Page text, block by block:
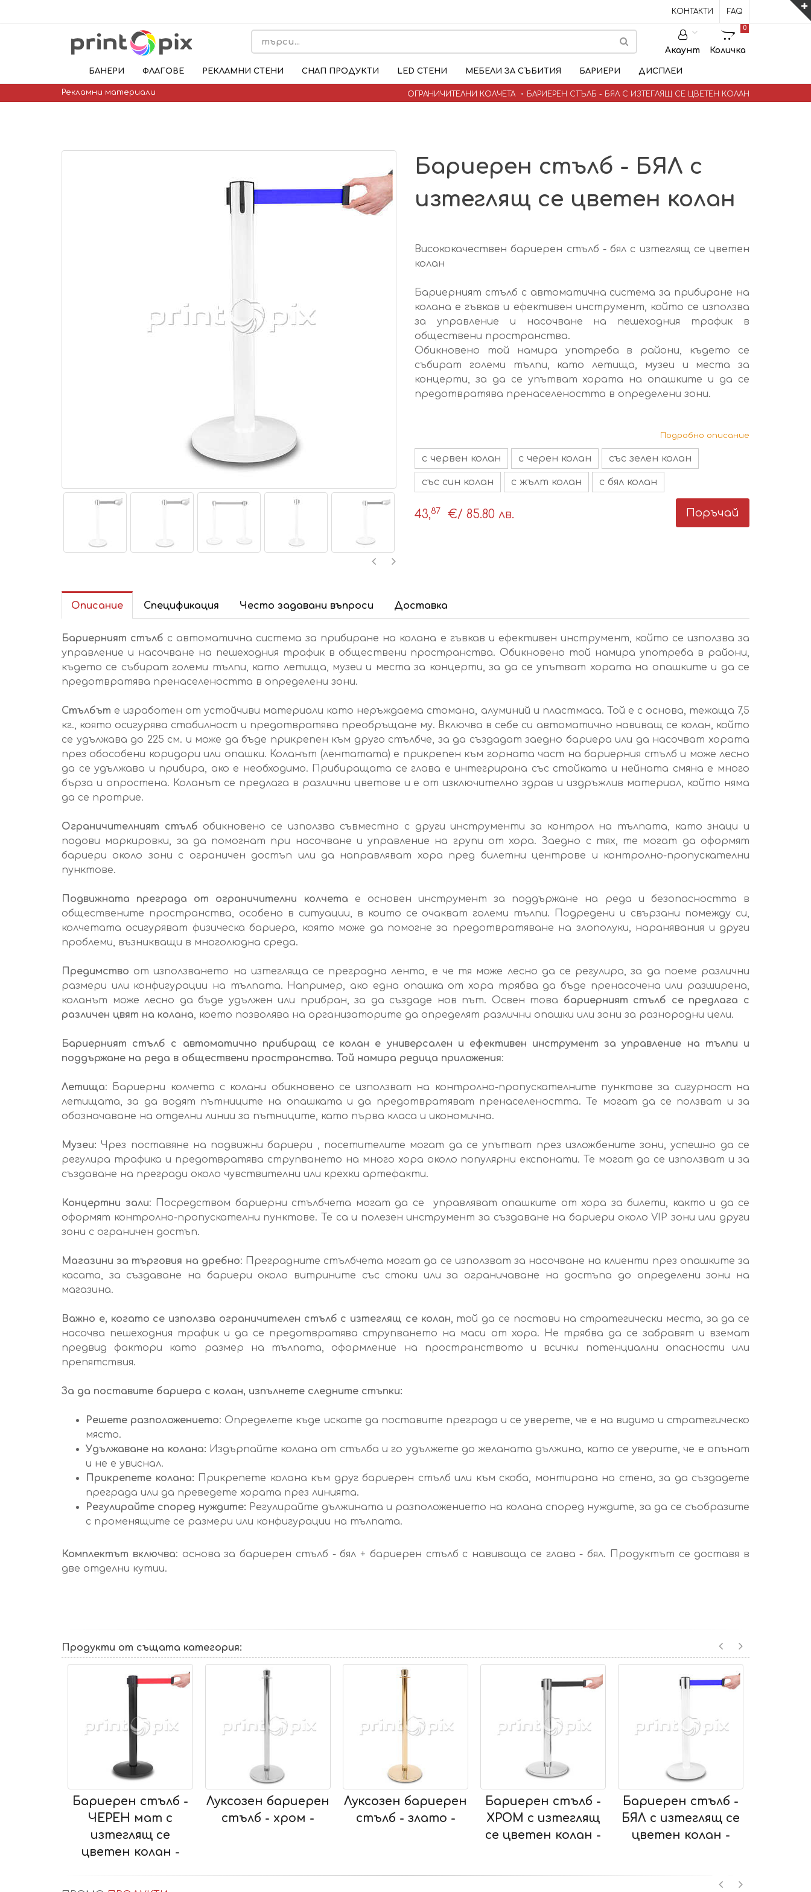
КОНТАКТИ FAQ
Акаунт
0
Количка
БАНЕРИ ФЛАГОВЕ РЕКЛАМНИ СТЕНИ СНАП ПРОДУКТИ LED СТЕНИ МЕБЕЛИ ЗА СЪБИТИЯ БАРИЕРИ ДИСПЛЕИ
ОГРАНИЧИТЕЛНИ КОЛЧЕТА БАРИЕРЕН СТЪЛБ - БЯЛ С ИЗТЕГЛЯЩ СЕ ЦВЕТЕН КОЛАН
Рекламни материали
Бариерен стълб - БЯЛ с
изтеглящ се цветен колан
Висококачествен бариерен стълб - бял с изтеглящ се цветен
колан
Бариерният стълб с автоматична система за прибиране на
колана е гъвкав и ефективен инструмент, който се използва
за управление и насочване на пешеходния трафик в
обществени пространства.
Обикновено той намира употреба в райони, където се
събират големи тълпи, като летища, музеи и места за
концерти, за да се упътват хората на опашките и да се
предотвратява пренаселеността в определени зони.
Подробно описание
с червен колан с черен колан със зелен колан
със син колан с жълт колан с бял колан
43,87 €/ 85.80 лв. Поръчай
Описание Спецификация Често задавани въпроси Доставка
Бариерният стълб с автоматична система за прибиране на колана е гъвкав и ефективен инструмент, който се използва за
управление и насочване на пешеходния трафик в обществени пространства. Обикновено той намира употреба в райони,
където се събират големи тълпи, като летища, музеи и места за концерти, за да се упътват хората на опашките и да се
предотвратява пренаселеността в определени зони.
Стълбът е изработен от устойчиви материали като неръждаема стомана, алуминий и пластмаса. Той е с основа, тежаща 7,5
кг., която осигурява стабилност и предотвратява преобръщане му. Включва в себе си автоматично навиващ се колан, който
се удължава до 225 см. и може да бъде прикрепен към друго стълбче, за да създадат заедно бариера или да насочват хората
през обособени коридори или опашки. Коланът (лентатата) е прикрепен към горната част на бариерния стълб и може лесно
да се удължава и прибира, ако е необходимо. Прибиращата се глава е интегрирана със стойката и нейната смяна е много
бърза и опростена. Коланът се предлага в различни цветове и е от изключително здрав и издръжлив материал, който няма
да се протрие.
Ограничителният стълб обикновено се използва съвместно с други инструменти за контрол на тълпата, като знаци и
подови маркировки, за да помогнат при насочване и управление на групи от хора. Заедно с тях, те могат да оформят
бариери около зони с ограничен достъп или да направляват хора пред билетни центрове и контролно-пропускателни
пунктове.
Подвижната преграда от ограничителни колчета е основен инструмент за поддържане на реда и безопасността в
обществените пространства, особено в ситуации, в които се очакват големи тълпи. Подредени и свързани помежду си,
колчетата осигуряват физическа бариера, която може да помогне за предотвратяване на злополуки, наранявания и други
проблеми, възникващи в многолюдна среда.
Предимство от използването на изтегляща се преградна лента, е че тя може лесно да се регулира, за да поеме различни
размери или конфигурации на тълпата. Например, ако една опашка от хора трябва да бъде пренасочена или разширена,
коланът може лесно да бъде удължен или прибран, за да създаде нов път. Освен това бариерният стълб се предлага с
различен цвят на колана, което позволява на организаторите да определят различни опашки или зони за разнородни цели.
Бариерният стълб
с автоматично прибиращ се колан е универсален и ефективен инструмент за управление на тълпи и
поддържане на реда в обществени пространства. Той намира редица приложения:
Летища: Бариерни колчета с колани обикновено се използват на контролно-пропускателните пунктове за сигурност на
летищата, за да водят пътниците на опашката и да предотвратяват пренаселеността. Те могат да се ползват и за
обозначаване на отделни линии за пътниците, като първа класа и икономична.
Музеи: Чрез поставяне на подвижни бариери , посетителите могат да се упътват през изложбените зони, успешно да се
регулира трафика и предотвратява струпването на много хора около популярни експонати. Те могат да се използват и за
създаване на прегради около чувствителни или крехки артефакти.
Концертни зали: Посредством бариерни стълбчета могат да се управляват опашките от хора за билети, както и да се
оформят контролно-пропускателни пунктове. Те са и полезен инструмент за създаване на бариери около VIP зони или други
зони с ограничен достъп.
Магазини за търговия на дребно: Преградните стълбчета могат да се използват за насочване на клиенти през опашките за
касата, за създаване на бариери около витрините със стоки или за ограничаване на достъпа до определени зони на
магазина.
Важно е, когато се използва ограничителен стълб с изтеглящ се колан, той да се постави на стратегически места, за да се
насочва пешеходния трафик и да се предотвратява струпването на маси от хора. Не трябва да се забравят и вземат
предвид фактори като размер на тълпата, оформление на пространството и всички потенциални опасности или
препятствия.
За да поставите бариера с колан, изпълнете следните стъпки:
Решете разположението: Определете къде искате да поставите преграда и се уверете, че е на видимо и стратегическо
място.
Удължаване на колана: Издърпайте колана от стълба и го удължете до желаната дължина, като се уверите, че е опънат
и не е увиснал.
Прикрепете колана: Прикрепете колана към друг бариерен стълб или към скоба, монтирана на стена, за да създадете
преграда или да преведете хората през линията.
Регулирайте според нуждите: Регулирайте дължината и разположението на колана според нуждите, за да се съобразите
с променящите се размери или конфигурации на тълпата.
Комплектът включва: основа за бариерен стълб - бял + бариерен стълб с навиваща се глава - бял. Продуктът се доставя в
две отделни кутии.
Продукти от същата категория:
стълб -
Луксозен бариерен
стълб - хром -
Луксозен бариерен
стълб - злато -
Бариерен стълб -
ХРОМ с изтеглящ
се цветен колан -
Бариерен стълб -
БЯЛ с изтеглящ се
цветен колан -
Кадифено въже -
хром закопчаване
-